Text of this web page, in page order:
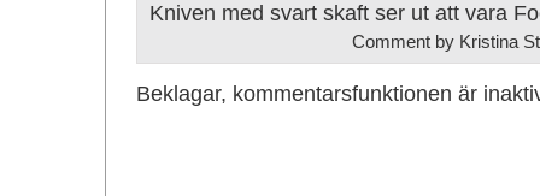
Kniven med svart skaft ser ut att vara
Comment by Kristina
Beklagar, kommentarsfunktionen är